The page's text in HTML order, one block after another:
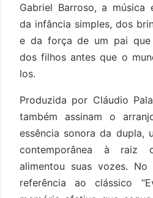
Gabriel Barroso, a música
da infância simples, dos
e da força de um pai que
dos filhos antes que o
los.
Produzida por Cláudio
também assinam o
essência sonora da dupla,
contemporânea à raiz
alimentou suas vozes.
referência ao clássico